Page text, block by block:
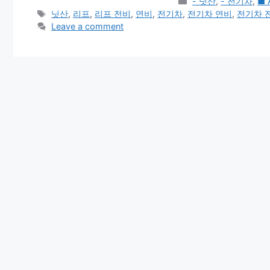
Tags
닛산, 리프, 리프 전비, 연비, 전기차, 전기차 연비, 전기차
Leave a comment